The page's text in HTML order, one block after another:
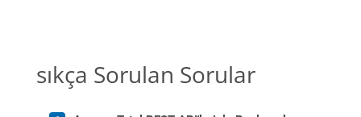
sıkça Sorulan Sorular